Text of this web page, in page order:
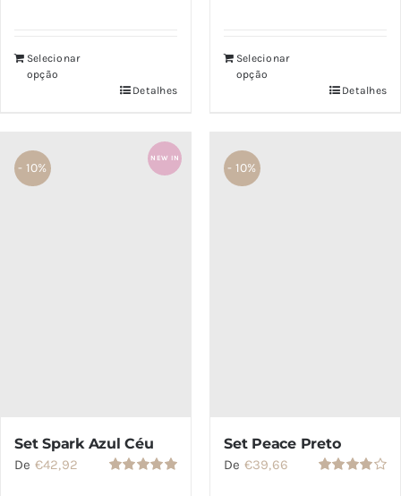
Selecionar
opção
Detalhes
Selecionar
opção
Detalhes
NEW IN
- 10%
Set Spark Azul Céu
De €42,92
- 10%
Set Peace Preto
De €39,66